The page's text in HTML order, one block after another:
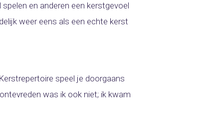
en anderen een kerstgevoel
weer eens als een echte kerst
speel je doorgaans
was ik ook niet; ik kwam